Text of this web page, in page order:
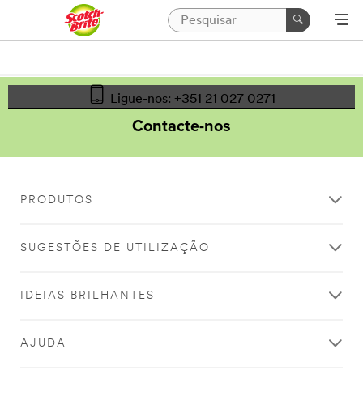
Ligue-nos: +351 21 027 0271
Contacte-nos
PRODUTOS
SUGESTÕES DE UTILIZAÇÃO
IDEIAS BRILHANTES
AJUDA